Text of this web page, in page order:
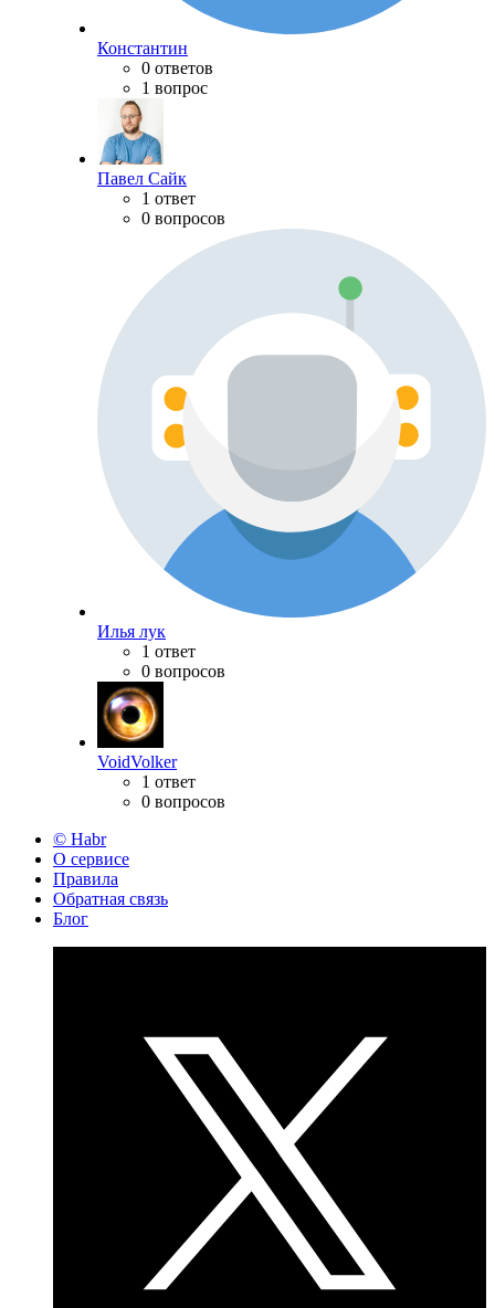
Константин
0 ответов
1 вопрос
Павел Сайк
1 ответ
0 вопросов
Илья лук
1 ответ
0 вопросов
VoidVolker
1 ответ
0 вопросов
© Habr
О сервисе
Правила
Обратная связь
Блог